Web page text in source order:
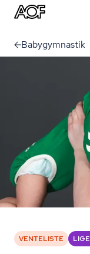
Babygymnastik
VENTELISTE